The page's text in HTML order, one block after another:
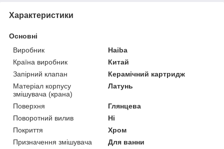
Характеристики
Основні
Виробник
Haiba
Країна виробник
Китай
Запірний клапан
Керамічний картридж
Матеріал корпусу
змішувача (крана)
Латунь
Поверхня
Глянцева
Поворотний вилив
Ні
Покриття
Хром
Призначення змішувача
Для ванни